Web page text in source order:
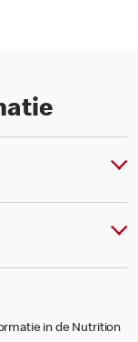
in de Nutrition